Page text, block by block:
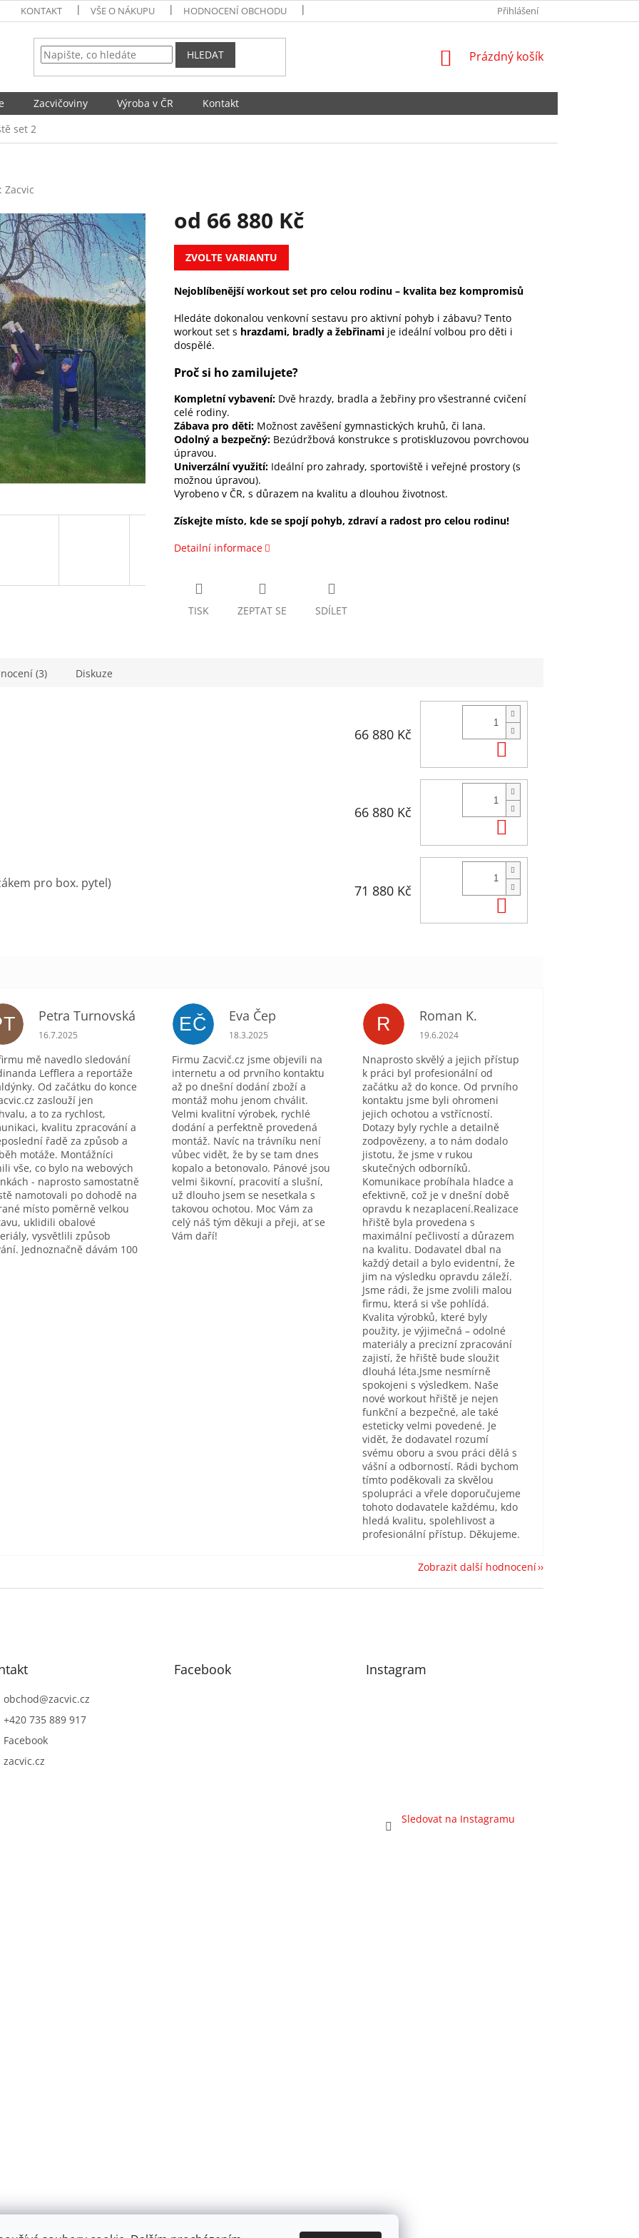
KONTAKT VŠE O NÁKUPU HODNOCENÍ OBCHODU SPOLUPRACUJTE S NÁMI
Přihlášení
HLEDAT
NÁKUPNÍ
Prázdný košík
Zacvičoviny Výroba v ČR
Kontakt
set 2
Zacvic
od 66 880 Kč
Měrná
cena:
ZVOLTE VARIANTU
Nejoblíbenější workout set pro celou rodinu – kvalita bez kompromisů
Hledáte dokonalou venkovní sestavu pro aktivní pohyb i zábavu? Tento
workout set s hrazdami, bradly a žebřinami je ideální volbou pro děti i
dospělé.
Proč si ho zamilujete?
Kompletní vybavení: Dvě hrazdy, bradla a žebřiny pro všestranné cvičení
celé rodiny.
Zábava pro děti: Možnost zavěšení gymnastických kruhů, či lana.
Odolný a bezpečný: Bezúdržbová konstrukce s protiskluzovou povrchovou
úpravou.
Univerzální využití: Ideální pro zahrady, sportoviště i veřejné prostory (s
možnou úpravou).
Vyrobeno v ČR, s důrazem na kvalitu a dlouhou životnost.
Získejte místo, kde se spojí pohyb, zdraví a radost pro celou rodinu!
Detailní informace
TISK ZEPTAT SE SDÍLET
(3) Diskuze
66 880 Kč
Do košíku
66 880 Kč
pro box. pytel) 71 880 Kč
Do košíku
Petra Turnovská
Hodnocení obchodu je 5 z 5 hvězdiček.
16.7.2025
mě navedlo sledování
Lefflera a reportáže
Od začátku do konce
zaslouží jen
a to za rychlost,
kvalitu zpracování a
řadě za způsob a
motáže. Montážníci
vše, co bylo na webových
- naprosto samostatně
namotovali po dohodě na
místo poměrně velkou
uklidili obalové
vysvětlili způsob
Jednoznačně dávám 100
EČ Eva Čep
Hodnocení obchodu je 5 z 5 hvězdiček.
18.3.2025
Firmu Zacvič.cz jsme objevili na
internetu a od prvního kontaktu
až po dnešní dodání zboží a
montáž mohu jenom chválit.
Velmi kvalitní výrobek, rychlé
dodání a perfektně provedená
montáž. Navíc na trávníku není
vůbec vidět, že by se tam dnes
kopalo a betonovalo. Pánové jsou
velmi šikovní, pracovití a slušní,
už dlouho jsem se nesetkala s
takovou ochotou. Moc Vám za
celý náš tým děkuji a přeji, ať se
Vám daří!
R Roman K.
Hodnocení obchodu je 5 z 5 hvězdiček.
19.6.2024
Nnaprosto skvělý a jejich přístup
k práci byl profesionální od
začátku až do konce. Od prvního
kontaktu jsme byli ohromeni
jejich ochotou a vstřícností.
Dotazy byly rychle a detailně
zodpovězeny, a to nám dodalo
jistotu, že jsme v rukou
skutečných odborníků.
Komunikace probíhala hladce a
efektivně, což je v dnešní době
opravdu k nezaplacení.Realizace
hřiště byla provedena s
maximální pečlivostí a důrazem
na kvalitu. Dodavatel dbal na
každý detail a bylo evidentní, že
jim na výsledku opravdu záleží.
Jsme rádi, že jsme zvolili malou
firmu, která si vše pohlídá.
Kvalita výrobků, které byly
použity, je výjimečná – odolné
materiály a precizní zpracování
zajistí, že hřiště bude sloužit
dlouhá léta.Jsme nesmírně
spokojeni s výsledkem. Naše
nové workout hřiště je nejen
funkční a bezpečné, ale také
esteticky velmi povedené. Je
vidět, že dodavatel rozumí
svému oboru a svou práci dělá s
vášní a odborností. Rádi bychom
tímto poděkovali za skvělou
spolupráci a vřele doporučujeme
tohoto dodavatele každému, kdo
hledá kvalitu, spolehlivost a
profesionální přístup. Děkujeme.
Zobrazit další hodnocení
obchod@zacvic.cz
+420 735 889 917
Facebook
zacvic.cz
Facebook Instagram
Sledovat na Instagramu